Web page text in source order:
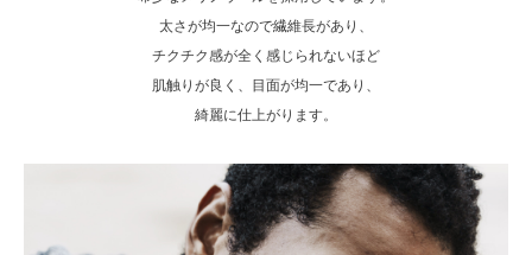
太さが均一なので繊維長があり、
チクチク感が全く感じられないほど
肌触りが良く、目面が均一であり、
綺麗に仕上がります。